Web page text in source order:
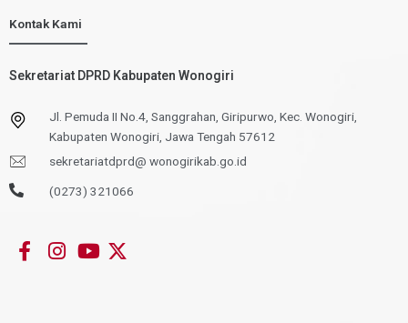
Kontak Kami
Sekretariat DPRD Kabupaten Wonogiri
Jl. Pemuda II No.4, Sanggrahan, Giripurwo, Kec. Wonogiri,
Kabupaten Wonogiri, Jawa Tengah 57612
sekretariatdprd@ wonogirikab.go.id
(0273) 321066